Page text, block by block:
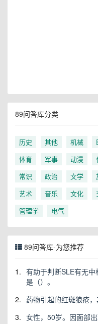
89问答库分类
历史 其他 机械
体育
军事 动漫
常识
政治 文学
艺术
音乐 文化
管理学
电气
89问答库-为您推荐
1. 有助于判断SLE有无
是（）。
2. 药物引起的红斑狼疮，
3. 女性，50岁。因面部